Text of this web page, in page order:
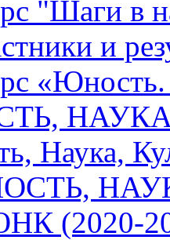
"Шаги в
и
«Юность.
НАУКА,
Наука,
(2020-